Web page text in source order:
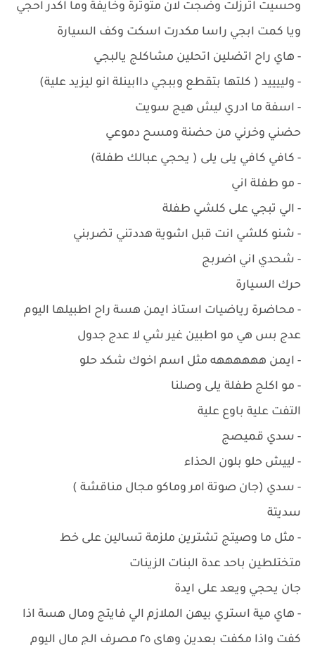
وحسيت اترزلت وضجت لان متوترة وخايفة وما اكدر احجي
ويا كمت ابجي راسا مكدرت اسكت وكف السيارة
- هاي راح اتضلين اتحلين مشاكلج يالبجي
- ولييييد ( كلتها بتقطع وببجي داابينلة انو ليزيد علية)
- اسفة ما ادري ليش هيج سويت
حضني وخرني من حضنة ومسح دموعي
- كافي كافي يلى يلى ( يحجي عبالك طفلة)
- مو طفلة اني
- الي تبجي على كلشي طفلة
- شنو كلشي انت قبل اشوية هددتني تضربني
- شحدي اني اضربج
حرك السيارة
- محاضرة رياضيات استاذ ايمن هسة راح اطبيلها اليوم
عدج بس هي مو اطبين غير شي لا عدج جدول
- ايمن ههههههه مثل اسم اخوك شكد حلو
- مو اكلج طفلة يلى وصلنا
التفت علية باوع علية
- سدي قميصج
- لييش حلو بلون الحذاء
- سدي (جان صوتة امر وماكو مجال مناقشة )
سديتة
- مثل ما وصيتج تشترين ملزمة تسالين على خط
متختلطين باحد عدة البنات الزينات
جان يحجي ويعد على ايدة
- هاي مية استري بيهن الملازم الي فايتج ومال هسة اذا
كفت واذا مكفت بعدين وهاي ٢٥ مصرف الج مال اليوم